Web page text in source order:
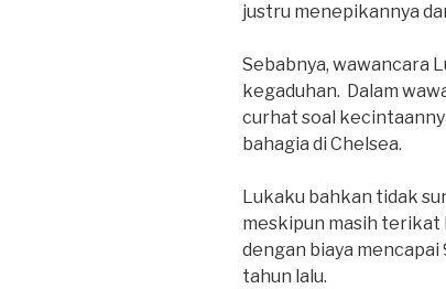
justru menepikannya
Sebabnya, wawancara
kegaduhan. Dalam
curhat soal
bahagia di Chelsea.
Lukaku bahkan tidak
meskipun masih terikat
dengan biaya
tahun lalu.